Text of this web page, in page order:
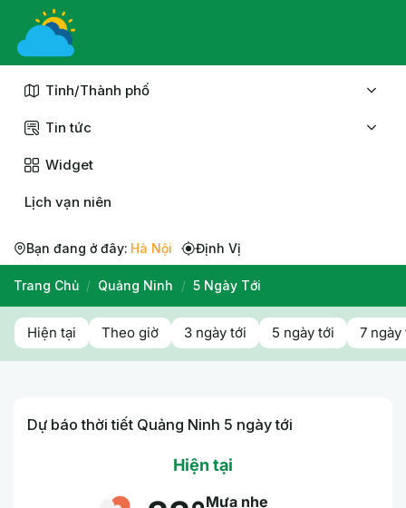
Chuyển
nội
Tỉnh/Thành phố
Tin tức
Widget
Lịch vạn niên
Bạn đang ở đây: Hà Nội Định Vị
Trang Chủ / Quảng Ninh / 5 Ngày Tới
Hiện tại Theo giờ 3 ngày tới 5 ngày tới 7 ngày
Dự báo thời tiết Quảng Ninh 5 ngày tới
Hiện tại
Mưa nhẹ